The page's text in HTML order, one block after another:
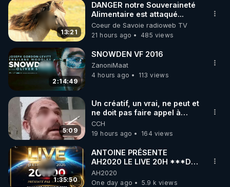
13:21
DANGER notre Souveraineté
Alimentaire est attaqué...
Coeur de Savoie radioweb TV
21 hours ago
485 views
2:14:49
SNOWDEN VF 2016
ZanoniMaat
4 hours ago
113 views
5:09
Un créatif, un vrai, ne peut et
ne doit pas faire appel à
l'intelligence artificielle
CCH
19 hours ago
164 views
1:35:50
ANTOINE PRÉSENTE
AH2020 LE LIVE 20H ***DU
06/08/2026***
AH2020
One day ago
5.9 k views